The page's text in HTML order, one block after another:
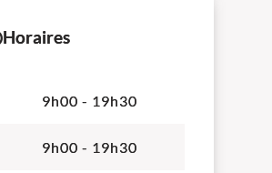
Horaires
9h00 - 19h30
9h00 - 19h30